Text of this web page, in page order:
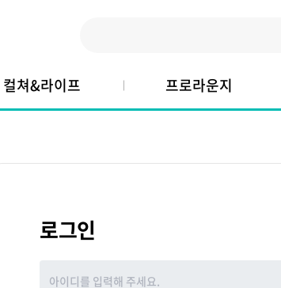
컬쳐&라이프 프로라운지
로그인